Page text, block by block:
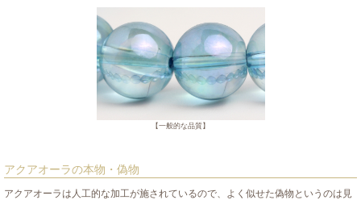
【一般的な品質】
アクアオーラの本物・偽物
アクアオーラは人工的な加工が施されているので、よく似せた偽物というのは見